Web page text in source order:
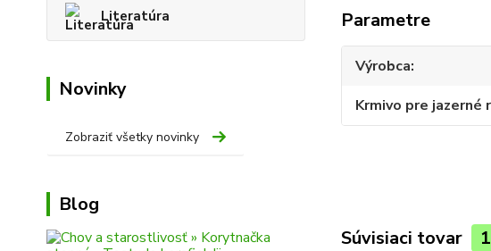
Literatúra
Novinky
Zobraziť všetky novinky
Blog
Parametre
Výrobca
Krmivo pre jazerné
Súvisiaci tovar 1